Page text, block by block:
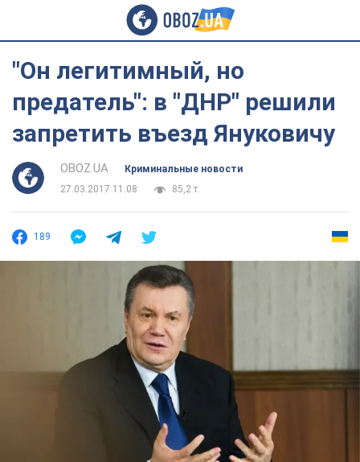
"Он легитимный, но
предатель": в "ДНР" решили
запретить въезд Януковичу
OBOZ.UA
Криминальные новости
27.03.2017 11:08
85,2 т.
189